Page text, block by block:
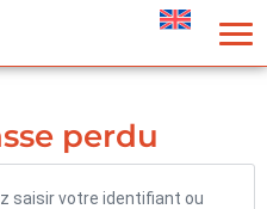
perdu
saisir votre identifiant ou